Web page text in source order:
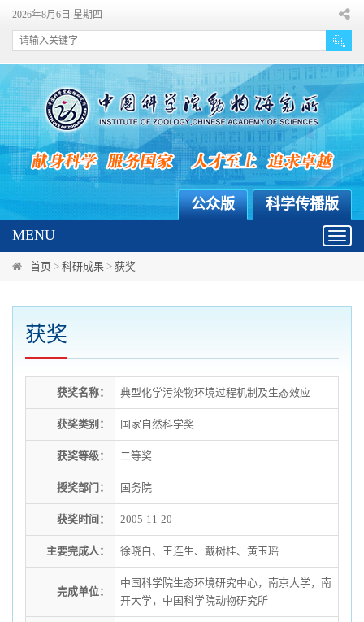
2026年8月6日 星期四
科学传播版
公众版
MENU
首页 > 科研成果 > 获奖
获奖
获奖名称： 典型化学污染物环境过程机制及生态效应
获奖类别： 国家自然科学奖
获奖等级： 二等奖
授奖部门： 国务院
获奖时间： 2005-11-20
主要完成人： 徐晓白、王连生、戴树桂、黄玉瑶
完成单位：
中国科学院生态环境研究中心，南京大学，南
开大学，中国科学院动物研究所